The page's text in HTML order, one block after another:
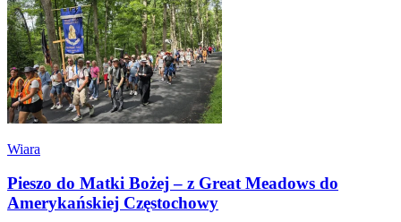
Wiara
Pieszo do Matki Bożej – z Great Meadows do
Amerykańskiej Częstochowy